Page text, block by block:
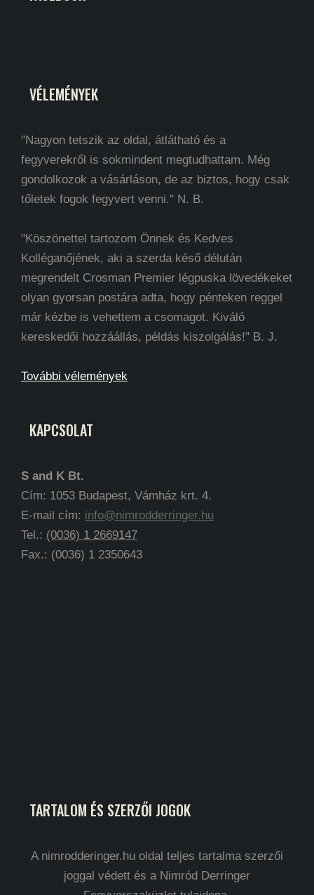
VÉLEMÉNYEK
"Nagyon tetszik az oldal, átlátható és a
fegyverekről is sokmindent megtudhattam. Még
gondolkozok a vásárláson, de az biztos, hogy csak
tőletek fogok fegyvert venni." N. B.
"Köszönettel tartozom Önnek és Kedves
Kolléganőjének, aki a szerda késő délután
megrendelt Crosman Premier légpuska lövedékeket
olyan gyorsan postára adta, hogy pénteken reggel
már kézbe is vehettem a csomagot. Kiváló
kereskedői hozzáállás, példás kiszolgálás!" B. J.
További vélemények
KAPCSOLAT
S and K Bt.
Cím: 1053 Budapest, Vámház krt. 4.
E-mail cím: info@nimrodderringer.hu
Tel.: (0036) 1 2669147
Fax.: (0036) 1 2350643
TARTALOM ÉS SZERZŐI JOGOK
A nimrodderinger.hu oldal teljes tartalma szerzői
joggal védett és a Nimród Derringer